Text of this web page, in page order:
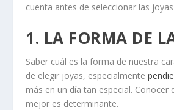
cuenta antes de seleccionar las
1. LA FORMA DE
Saber cuál es la forma de nuestra
de elegir joyas, especialmente
más en un día tan especial. Conocer
mejor es determinante.